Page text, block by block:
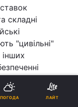
складні
"цивільні"
інших
ПОГОДА ЛАЙТ